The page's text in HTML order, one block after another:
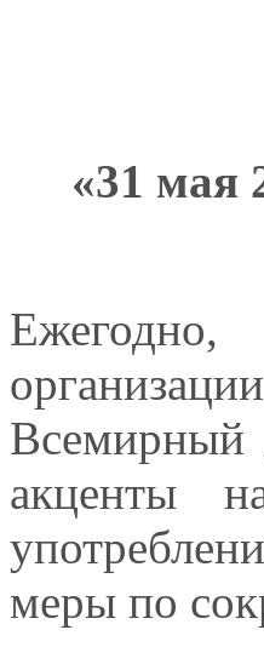
«31 мая
Всемирный
акценты
меры по